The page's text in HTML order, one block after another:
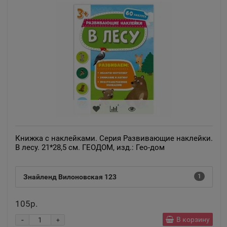
Республика Татарстан
Ростовская область
Ак-Довурак
📍
Аксай
Ростовская область
Книжка с наклейками. Серия Развивающие наклейки.
В лесу. 21*28,5 см. ГЕОДОМ, изд.: Гео-дом
Знайленд Вилоновская 123 1
105р.
+
- В корзину